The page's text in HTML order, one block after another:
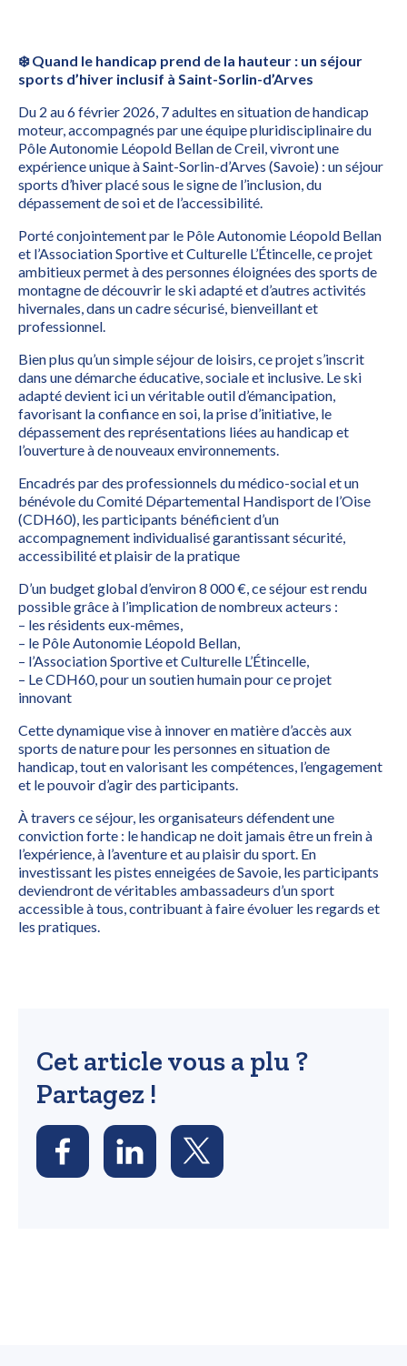
❄️ Quand le handicap prend de la hauteur : un séjour
sports d’hiver inclusif à Saint-Sorlin-d’Arves
Du 2 au 6 février 2026, 7 adultes en situation de handicap
moteur, accompagnés par une équipe pluridisciplinaire du
Pôle Autonomie Léopold Bellan de Creil, vivront une
expérience unique à Saint-Sorlin-d’Arves (Savoie) : un séjour
sports d’hiver placé sous le signe de l’inclusion, du
dépassement de soi et de l’accessibilité.
Porté conjointement par le Pôle Autonomie Léopold Bellan
et l’Association Sportive et Culturelle L’Étincelle, ce projet
ambitieux permet à des personnes éloignées des sports de
montagne de découvrir le ski adapté et d’autres activités
hivernales, dans un cadre sécurisé, bienveillant et
professionnel.
Bien plus qu’un simple séjour de loisirs, ce projet s’inscrit
dans une démarche éducative, sociale et inclusive. Le ski
adapté devient ici un véritable outil d’émancipation,
favorisant la confiance en soi, la prise d’initiative, le
dépassement des représentations liées au handicap et
l’ouverture à de nouveaux environnements.
Encadrés par des professionnels du médico-social et un
bénévole du Comité Départemental Handisport de l’Oise
(CDH60), les participants bénéficient d’un
accompagnement individualisé garantissant sécurité,
accessibilité et plaisir de la pratique
D’un budget global d’environ 8 000 €, ce séjour est rendu
possible grâce à l’implication de nombreux acteurs :
– les résidents eux-mêmes,
– le Pôle Autonomie Léopold Bellan,
– l’Association Sportive et Culturelle L’Étincelle,
– Le CDH60, pour un soutien humain pour ce projet
innovant
Cette dynamique vise à innover en matière d’accès aux
sports de nature pour les personnes en situation de
handicap, tout en valorisant les compétences, l’engagement
et le pouvoir d’agir des participants.
À travers ce séjour, les organisateurs défendent une
conviction forte : le handicap ne doit jamais être un frein à
l’expérience, à l’aventure et au plaisir du sport. En
investissant les pistes enneigées de Savoie, les participants
deviendront de véritables ambassadeurs d’un sport
accessible à tous, contribuant à faire évoluer les regards et
les pratiques.
Cet article vous a plu ?
Partagez !